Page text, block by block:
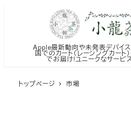
Apple最新動向や未発表デバイス
国でのカート（レーシングカート
でお届け!ユニークなサービ
トップページ 市場